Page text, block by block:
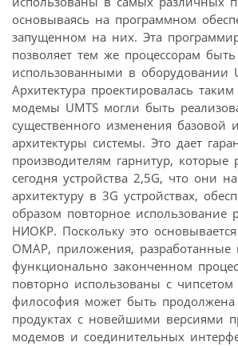
основываясь на программном
запущенном на них. Эта
позволяет тем же процессорам быть
использованными в оборудовании
Архитектура проектировалась
модемы UMTS могли быть
существенного изменения базовой
архитектуры системы. Это дает
производителям гарнитур, которые
сегодня устройства 2,5G, что они
архитектуру в 3G устройствах,
образом повторное использование
НИОКР. Поскольку это
OMAP, приложения, разработанные
функционально законченном
повторно использованы с чипсетом
философия может быть
продуктах с новейшими версиями
модемов и соединительных